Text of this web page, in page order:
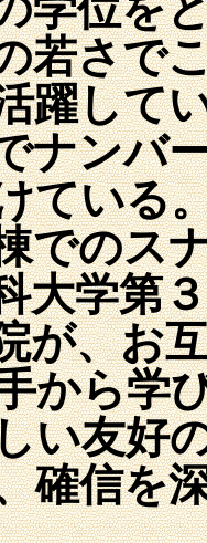
若さで
躍して
ナンバ
ている
でのス
大学第
が、お
から学
い友好
確信を